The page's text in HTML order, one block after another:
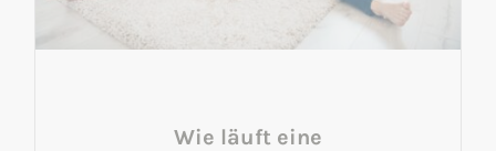
Wie läuft eine